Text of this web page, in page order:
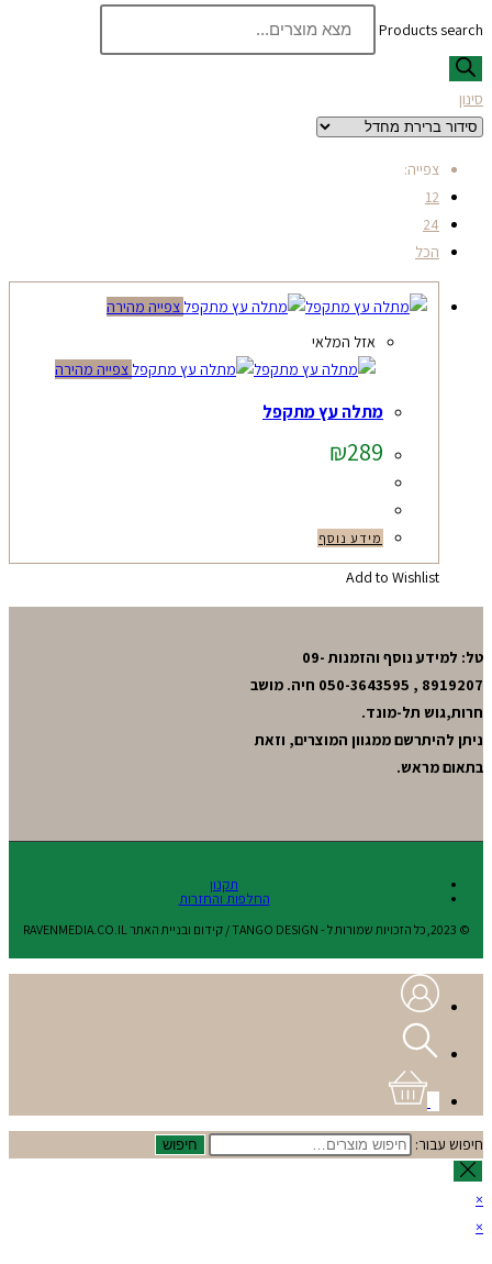
Products search
סינון
צפייה:
12
24
הכל
צפייה מהירה
אזל המלאי
צפייה מהירה
מתלה עץ מתקפל
₪289
מידע נוסף
Add to Wishlist
טל: למידע נוסף והזמנות 09-
8919207 , 050-3643595 חיה. מושב
חרות,גוש תל-מונד.
ניתן להיתרשם ממגוון המוצרים, וזאת
בתאום מראש.
תקנון
החלפות והחזרות
© 2023,כל הזכויות שמורות ל - TANGO DESIGN / קידום ובניית האתר RAVENMEDIA.CO.IL
חיפוש עבור: חיפוש
×
×